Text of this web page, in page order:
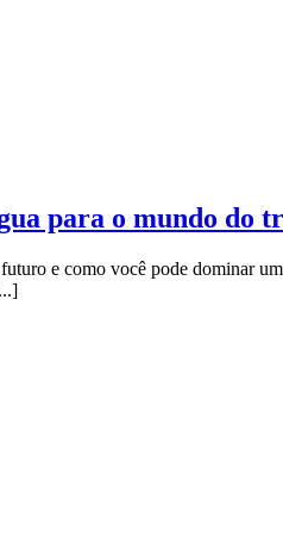
para o mundo do
e como você pode dominar